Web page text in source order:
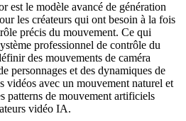
est le modèle avancé de génération
les créateurs qui ont besoin à la fois
précis du mouvement. Ce qui
professionnel de contrôle du
des mouvements de caméra
personnages et des dynamiques de
vidéos avec un mouvement naturel et
patterns de mouvement artificiels
vidéo IA.